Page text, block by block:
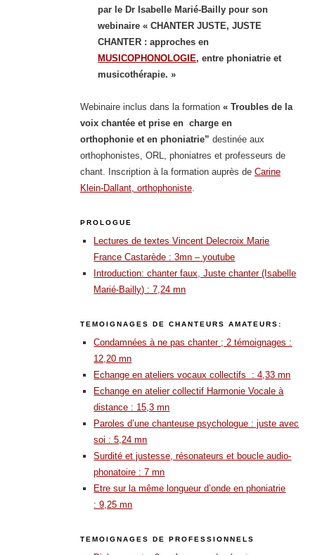
par le Dr Isabelle Marié-Bailly pour son
webinaire « CHANTER JUSTE, JUSTE
CHANTER : approches en
MUSICOPHONOLOGIE, entre phoniatrie et
musicothérapie. »
Webinaire inclus dans la formation« Troubles de la
voix chantée et prise en charge en
orthophonie et en phoniatrie” destinée aux
orthophonistes, ORL, phoniatres et professeurs de
chant. Inscription à la formation auprès de Carine
Klein-Dallant, orthophoniste.
PROLOGUE
Lectures de textes Vincent Delecroix Marie
France Castarède : 3mn –youtube
Introduction: chanter faux, Juste chanter (Isabelle
Marié-Bailly) : 7,24 mn
TEMOIGNAGES DE CHANTEURS AMATEURS:
Condamnées à ne pas chanter ; 2 témoignages :
12,20 mn
Echange en ateliers vocaux collectifs : 4,33 mn
Echange en atelier collectif Harmonie Vocale à
distance : 15,3 mn
Paroles d’une chanteuse psychologue : juste avec
soi : 5,24 mn
Surdité et justesse, résonateurs et boucle audio-
phonatoire : 7 mn
Etre sur la même longueur d’onde en phoniatrie
: 9,25 mn
TEMOIGNAGES DE PROFESSIONNELS